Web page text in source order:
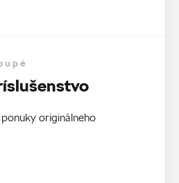
originálneho